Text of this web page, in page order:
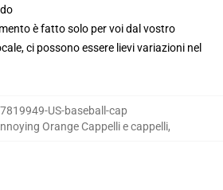
è fatto solo per voi dal vostro
ci possono essere lievi variazioni nel
US-baseball-cap
Orange Cappelli e cappelli,